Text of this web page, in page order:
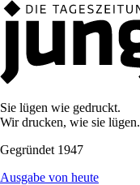
Sie lügen wie gedruckt.
Wir drucken, wie sie lügen.
Gegründet 1947
Ausgabe von heute